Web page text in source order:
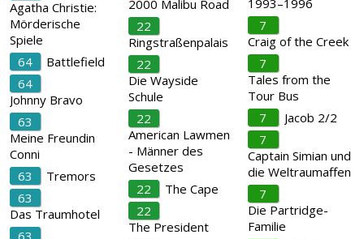
Agatha Christie:
Mörderische
Spiele
64
Battlefield
64
Johnny Bravo
63
Meine Freundin
Conni
63
Tremors
63
Das Traumhotel
63
2000 Malibu Road
22
Ringstraßenpalais
22
Die Wayside
Schule
22
American Lawmen
- Männer des
Gesetzes
22
The Cape
22
The President
1993–1996
7
Craig of the Creek
7
Tales from the
Tour Bus
7
Jacob 2/2
7
Captain Simian und
die Weltraumaffen
7
Die Partridge-
Familie